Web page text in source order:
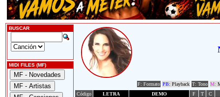
BUSCAR
MIDI FILES (MF)
F: Formato PB: Playback T: Tono M:
Código
LETRA DEMO F T C